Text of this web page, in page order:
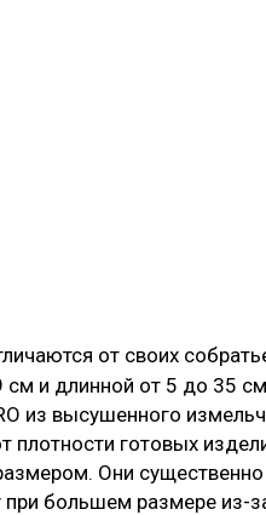
от своих
и длинной от 5 до 35
из высушенного
плотности готовых
Они
при большем размере из-